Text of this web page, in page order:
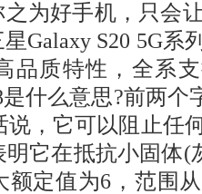
之为好手机，只会
Galaxy S20 5G系
品质特性，全系
什么意思?前两个
说，它可以阻止任
明它在抵抗小固体(
额定值为6，范围